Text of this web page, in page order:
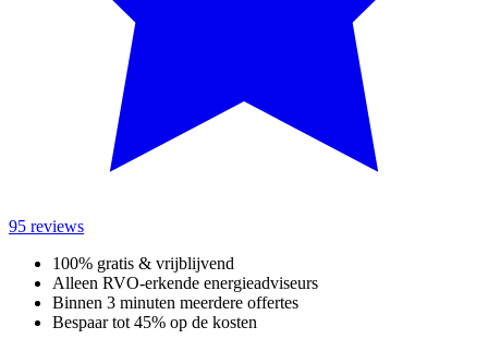
95 reviews
100% gratis & vrijblijvend
Alleen RVO-erkende energieadviseurs
Binnen 3 minuten meerdere offertes
Bespaar tot 45% op de kosten